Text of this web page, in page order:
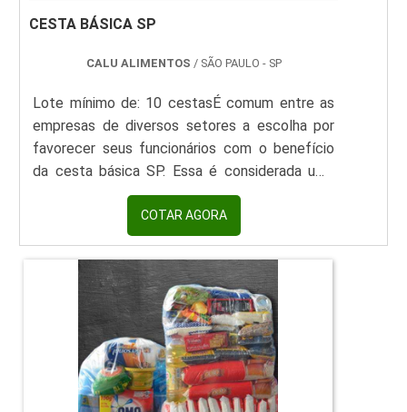
CESTA BÁSICA SP
CALU ALIMENTOS / SÃO PAULO - SP
Lote mínimo de: 10 cestasÉ comum entre as
empresas de diversos setores a escolha por
favorecer seus funcionários com o benefício
da cesta básica SP. Essa é considerada uma
excelente forma de oferecer um donativo,
pois, ao mesmo tempo em que garante parte
do sustento dos colaboradores, é um incentivo
que estimula seu desempenho profissional.O
PRODUTO TRAZ DIVERSOS BENEFÍCIOSEntre
os diversos tipos de cesta básica, o cliente
pode escolher...
COTAR AGORA